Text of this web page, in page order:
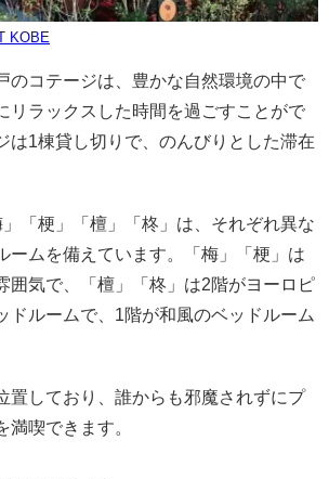
KOBE
のコテージは、豊かな自然環境の中で
リラックスした時間を過ごすことがで
は1棟貸し切りで、のんびりとした滞在
「梗」「檀」「柊」は、それぞれ異な
ームを備えています。「梅」「梗」は
囲気で、「檀」「柊」は2階がヨーロピ
ドルームで、1階が和風のベッドルーム
置しており、誰からも邪魔されずにプ
満喫できます。